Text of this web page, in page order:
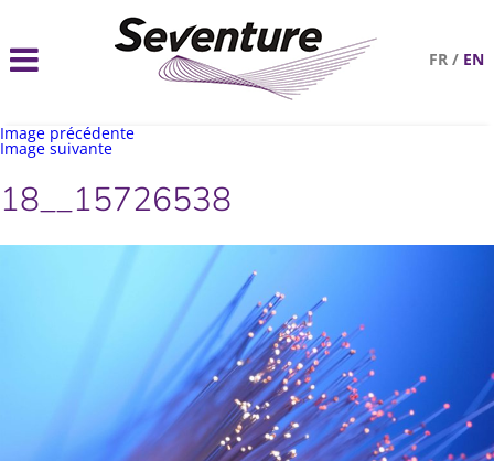
FR / EN
Image précédente
Image suivante
18__15726538